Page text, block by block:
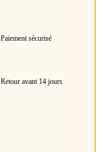
Paiement sécurisé
Retour avant 14 jours